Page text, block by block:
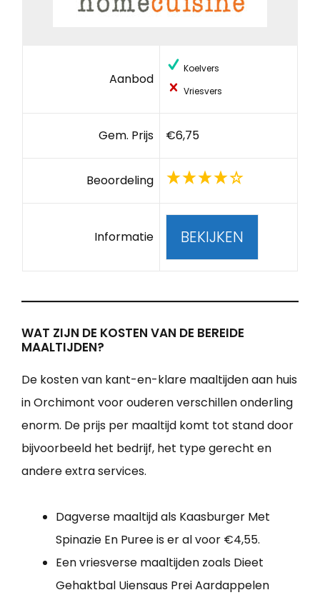
Aanbod
Koelvers
Vriesvers
Gem. Prijs €6,75
Beoordeling
Informatie BEKIJKEN
WAT ZIJN DE KOSTEN VAN DE BEREIDE
MAALTIJDEN?
De kosten van kant-en-klare maaltijden aan huis
in Orchimont voor ouderen verschillen onderling
enorm. De prijs per maaltijd komt tot stand door
bijvoorbeeld het bedrijf, het type gerecht en
andere extra services.
Dagverse maaltijd als Kaasburger Met
Spinazie En Puree is er al voor €4,55.
Een vriesverse maaltijden zoals Dieet
Gehaktbal Uiensaus Prei Aardappelen